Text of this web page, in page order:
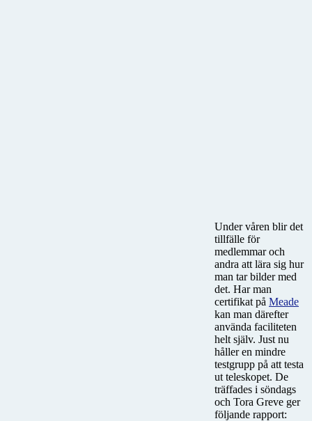
Under våren blir det
tillfälle för
medlemmar och
andra att lära sig hur
man tar bilder med
det. Har man
certifikat på Meade
kan man därefter
använda faciliteten
helt själv. Just nu
håller en mindre
testgrupp på att testa
ut teleskopet. De
träffades i söndags
och Tora Greve ger
följande rapport: